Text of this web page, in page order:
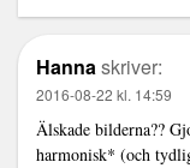
Hannaskriver:
2016-08-22 kl. 14:59
Älskade bilderna??
harmonisk* (och